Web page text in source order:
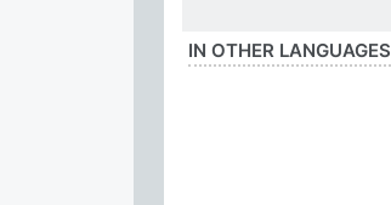
IN OTHER LANGUAGES